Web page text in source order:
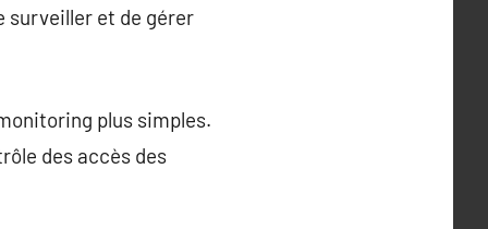
surveiller et de gérer
plus simples.
des accès des